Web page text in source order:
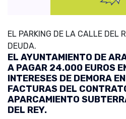
EL PARKING DE LA CALLE DEL
DEUDA.
EL AYUNTAMIENTO DE
A PAGAR 24.000 EUROS
INTERESES DE DEMORA
FACTURAS DEL
APARCAMIENTO
DEL REY.